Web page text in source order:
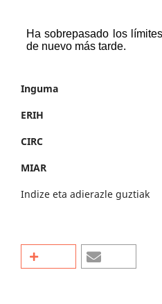
Inguma
ERIH
CIRC
MIAR
Indize eta adierazle guztiak